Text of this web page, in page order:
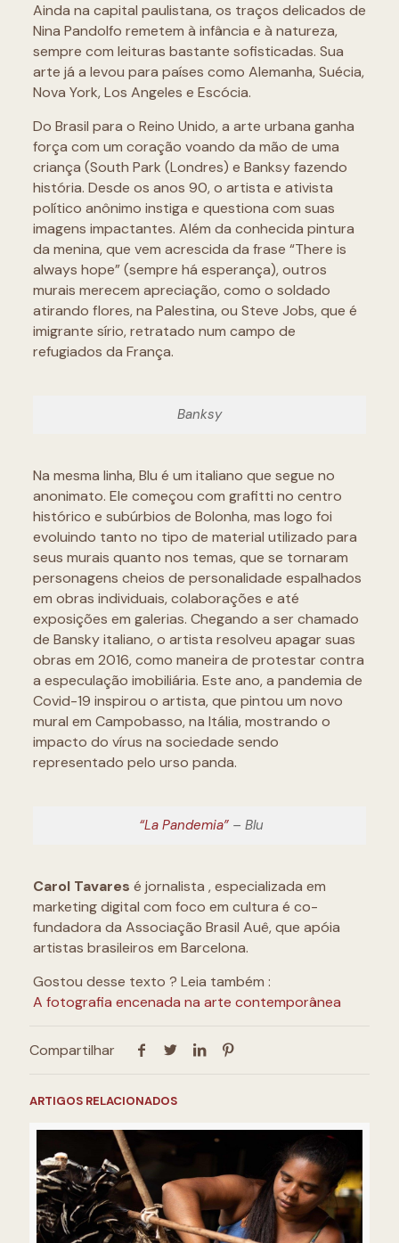
Ainda na capital paulistana, os traços delicados de
Nina Pandolfo remetem à infância e à natureza,
sempre com leituras bastante sofisticadas. Sua
arte já a levou para países como Alemanha, Suécia,
Nova York, Los Angeles e Escócia.
Do Brasil para o Reino Unido, a arte urbana ganha
força com um coração voando da mão de uma
criança (South Park (Londres) e Banksy fazendo
história. Desde os anos 90, o artista e ativista
político anônimo instiga e questiona com suas
imagens impactantes. Além da conhecida pintura
da menina, que vem acrescida da frase “There is
always hope” (sempre há esperança), outros
murais merecem apreciação, como o soldado
atirando flores, na Palestina, ou Steve Jobs, que é
imigrante sírio, retratado num campo de
refugiados da França.
Banksy
Na mesma linha, Blu é um italiano que segue no
anonimato. Ele começou com grafitti no centro
histórico e subúrbios de Bolonha, mas logo foi
evoluindo tanto no tipo de material utilizado para
seus murais quanto nos temas, que se tornaram
personagens cheios de personalidade espalhados
em obras individuais, colaborações e até
exposições em galerias. Chegando a ser chamado
de Bansky italiano, o artista resolveu apagar suas
obras em 2016, como maneira de protestar contra
a especulação imobiliária. Este ano, a pandemia de
Covid-19 inspirou o artista, que pintou um novo
mural em Campobasso, na Itália, mostrando o
impacto do vírus na sociedade sendo
representado pelo urso panda.
“La Pandemia” – Blu
Carol Tavares é jornalista , especializada em
marketing digital com foco em cultura é co-
fundadora da Associação Brasil Auê, que apóia
artistas brasileiros em Barcelona.
Gostou desse texto ? Leia também :
A fotografia encenada na arte contemporânea
Compartilhar
ARTIGOS RELACIONADOS